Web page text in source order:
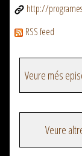
http://
RSS feed
Veure